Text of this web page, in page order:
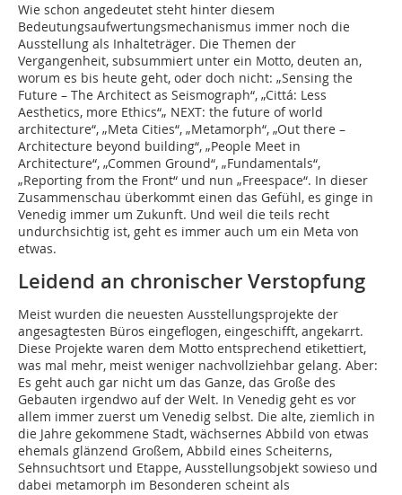
Wie schon angedeutet steht hinter diesem
Bedeutungsaufwertungsmechanismus immer noch die
Ausstellung als Inhalteträger. Die Themen der
Vergangenheit, subsummiert unter ein Motto, deuten an,
worum es bis heute geht, oder doch nicht: „Sensing the
Future – The Architect as Seismograph“, „Cittá: Less
Aesthetics, more Ethics“„ NEXT: the future of world
architecture“, „Meta Cities“, „Metamorph“, „Out there –
Architecture beyond building“, „People Meet in
Architecture“, „Commen Ground“, „Fundamentals“,
„Reporting from the Front“ und nun „Freespace“. In dieser
Zusammenschau überkommt einen das Gefühl, es ginge in
Venedig immer um Zukunft. Und weil die teils recht
undurchsichtig ist, geht es immer auch um ein Meta von
etwas.
Leidend an chronischer Verstopfung
Meist wurden die neuesten Ausstellungsprojekte der
angesagtesten Büros eingeflogen, eingeschifft, angekarrt.
Diese Projekte waren dem Motto entsprechend etikettiert,
was mal mehr, meist weniger nachvollziehbar gelang. Aber:
Es geht auch gar nicht um das Ganze, das Große des
Gebauten irgendwo auf der Welt. In Venedig geht es vor
allem immer zuerst um Venedig selbst. Die alte, ziemlich in
die Jahre gekommene Stadt, wächsernes Abbild von etwas
ehemals glänzend Großem, Abbild eines Scheiterns,
Sehnsuchtsort und Etappe, Ausstellungsobjekt sowieso und
dabei metamorph im Besonderen scheint als